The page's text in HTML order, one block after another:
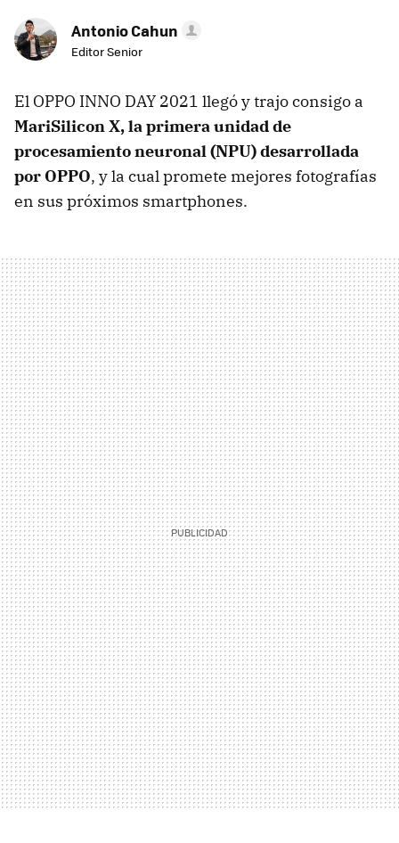
Antonio Cahun
Editor Senior
El OPPO INNO DAY 2021 llegó y trajo consigo a
MariSilicon X, la primera unidad de
procesamiento neuronal (NPU) desarrollada
por OPPO, y la cual promete mejores fotografías
en sus próximos smartphones.